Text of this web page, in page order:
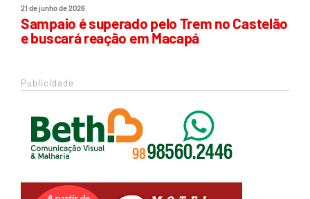
21 de junho de 2026
Sampaio é superado pelo Trem no Castelão
e buscará reação em Macapá
Publicidade